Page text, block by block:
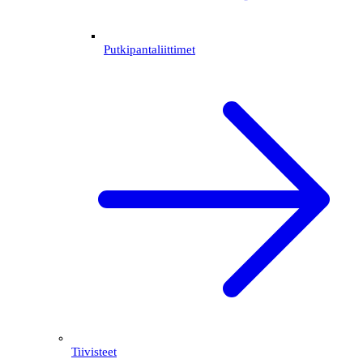
Putkipantaliittimet
Tiivisteet